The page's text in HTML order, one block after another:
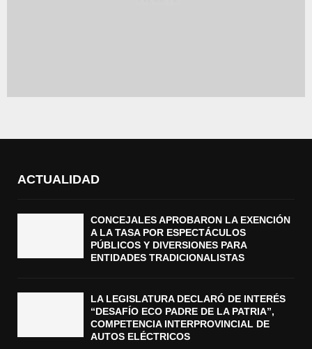
ACTUALIDAD
CONCEJALES APROBARON LA EXENCIÓN
A LA TASA POR ESPECTÁCULOS
PÚBLICOS Y DIVERSIONES PARA
ENTIDADES TRADICIONALISTAS
LA LEGISLATURA DECLARÓ DE INTERÉS
“DESAFÍO ECO PADRE DE LA PATRIA”,
COMPETENCIA INTERPROVINCIAL DE
AUTOS ELÉCTRICOS